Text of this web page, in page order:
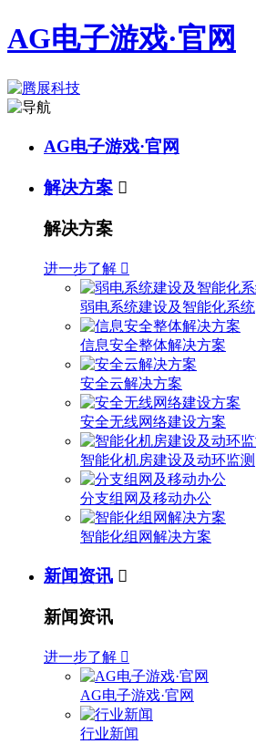
AG电子游戏·官网
AG电子游戏·官网
解决方案 
解决方案
进一步了解 
弱电系统建设及智能化系统
信息安全整体解决方案
安全云解决方案
安全无线网络建设方案
智能化机房建设及动环监测
分支组网及移动办公
智能化组网解决方案
新闻资讯 
新闻资讯
进一步了解 
AG电子游戏·官网
行业新闻